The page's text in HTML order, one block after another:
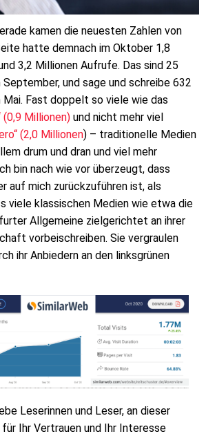
kamen die neuesten Zahlen von
hatte demnach im Oktober 1,8
3,2 Millionen Aufrufe. Das sind 25
und sage und schreibe 632
Mai. Fast doppelt so viele wie das
(0,9 Millionen) und nicht mehr viel
(2,0 Millionen) – traditionelle Medien
drum und dran und viel mehr
bin nach wie vor überzeugt, dass
auf mich zurückzuführen ist, als
viele klassischen Medien wie etwa die
Allgemeine zielgerichtet an ihrer
vorbeischreiben. Sie vergraulen
ihr Anbiedern an den linksgrünen
Leserinnen und Leser, an dieser
Ihr Vertrauen und Ihr Interesse